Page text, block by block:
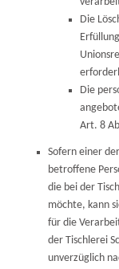
Die
Die
Art. 8
Sofern einer
betroffene
die bei der
möchte, kann
für die
der Tischlerei
unverzüglich